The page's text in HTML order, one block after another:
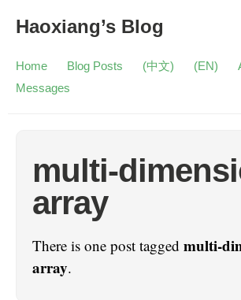
Haoxiang’s Blog
Home Blog Posts (中文) (EN)
Messages
multi-
array
There is one post tagged multi-
array.